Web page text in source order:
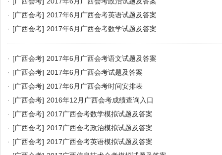
· [广西会考] 2017年6月广西会考英语试题及答案
· [广西会考] 2017年6月广西会考数学试题及答案
· [广西会考] 2017年6月广西会考语文试题及答案
· [广西会考] 2017年6月广西会考试题及答案
· [广西会考] 2017年6月广西会考时间安排表
· [广西会考] 2016年12月广西会考成绩查询入口
· [广西会考] 2017广西会考数学模拟试题及答案
· [广西会考] 2017广西会考政治模拟试题及答案
· [广西会考] 2017广西会考英语模拟试题及答案